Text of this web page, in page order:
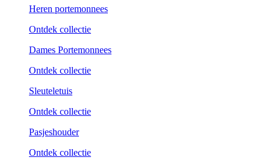
Heren portemonnees
Ontdek collectie
Dames Portemonnees
Ontdek collectie
Sleuteletuis
Ontdek collectie
Pasjeshouder
Ontdek collectie